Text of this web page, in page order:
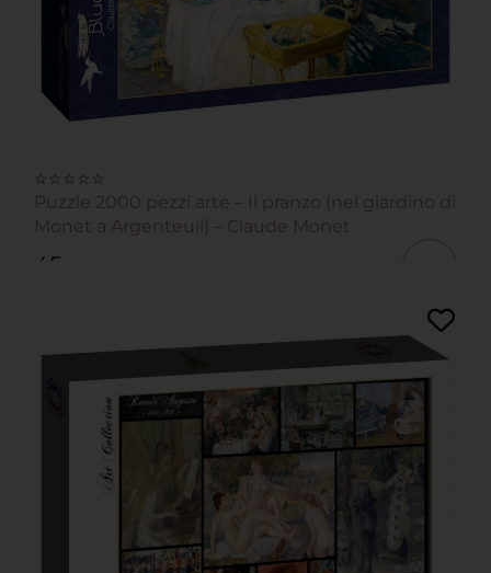
☆☆☆☆☆
Puzzle 2000 pezzi arte – Il pranzo (nel giardino di
Monet a Argenteuil) – Claude Monet
45